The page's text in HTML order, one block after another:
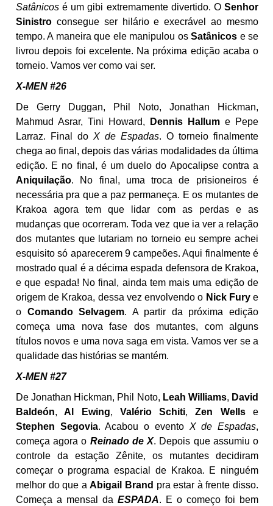
Satânicos é um gibi extremamente divertido. O Senhor
Sinistro consegue ser hilário e execrável ao mesmo
tempo. A maneira que ele manipulou osSatânicos e se
livrou depois foi excelente. Na próxima edição acaba o
torneio. Vamos ver como vai ser.
X-MEN #26
De Gerry Duggan, Phil Noto, Jonathan Hickman,
Mahmud Asrar, Tini Howard,
Dennis Hallum e Pepe
Larraz. Final do X de Espadas. O torneio finalmente
chega ao final, depois das várias modalidades da última
edição. E no final, é um duelo do Apocalipse contra a
Aniquilação. No final, uma troca de prisioneiros é
necessária pra que a paz permaneça. E os mutantes de
Krakoa agora tem que lidar com as perdas e as
mudanças que ocorreram. Toda vez que ia ver a relação
dos mutantes que lutariam no torneio eu sempre achei
esquisito só aparecerem 9 campeões. Aqui finalmente é
mostrado qual é a décima espada defensora de Krakoa,
e que espada! No final, ainda tem mais uma edição de
origem de Krakoa, dessa vez envolvendo o Nick Furye
o Comando Selvagem. A partir da próxima edição
começa uma nova fase dos mutantes, com alguns
títulos novos e uma nova saga em vista. Vamos ver se a
qualidade das histórias se mantém.
X-MEN #27
De Jonathan Hickman, Phil Noto, Leah Williams, David
Baldeón, Al Ewing, Valério Schiti, Zen Wellse
Stephen Segovia. Acabou o evento X de Espadas,
começa agora o Reinado de X. Depois que assumiu o
controle da estação Zênite, os mutantes decidiram
começar o programa espacial de Krakoa. E ninguém
melhor do que aAbigail Brand pra estar à frente disso.
Começa a mensal da ESPADA. E o começo foi bem